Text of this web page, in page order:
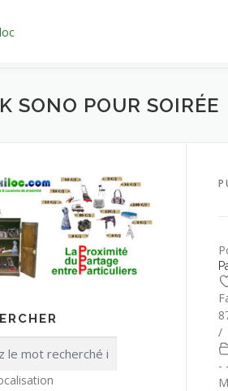
SONO POUR SOIRÉE
/
-